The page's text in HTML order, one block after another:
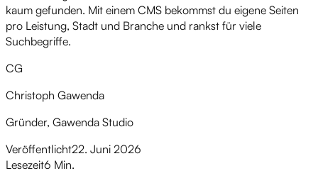
kaum gefunden. Mit einem CMS bekommst du eigene Seiten
pro Leistung, Stadt und Branche und rankst für viele
Suchbegriffe.
CG
Christoph Gawenda
Gründer, Gawenda Studio
Veröffentlicht22. Juni 2026
Lesezeit6 Min.